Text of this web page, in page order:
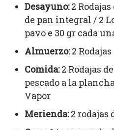
Desayuno:2
de pan integral / 2
pavo e 30 gr cada
Almuerzo:2
Comida:2 Rodajas
pescado a la
Vapor
Merienda:2 rodajas